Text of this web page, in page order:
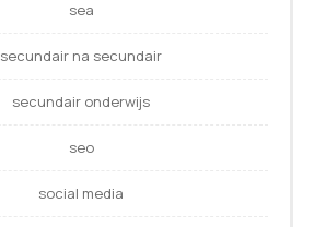
sea
secundair na secundair
secundair onderwijs
seo
social media